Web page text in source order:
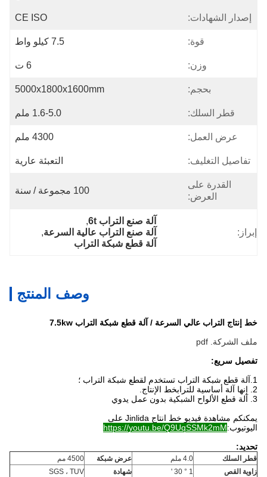
إصدار الشهادات: CE ISO
قوة: 7.5 كيلو واط
وزن: 6 ت
بحجم: 5000x1800x1600mm
قطر السلك: 1.6-5.0 ملم
عرض العمل: 4300 ملم
تفاصيل التغليف: التعبئة عارية
القدرة على
العرض:
100 مجموعة / سنة
إبراز:
آلة صنع التراب 6t
,
آلة صنع التراب عالية السرعة,
آلة قطع شبكة التراب
وصف المنتج
خط إنتاج التراب عالي السرعة / آلة قطع شبكة التراب 7.5kw
ملف الشركة. pdf
تفصيل سريع:
خط الإنتاج.
يمكنكم مشاهدة فيديو خط انتاج Jinlida على
اليوتيوب:https://youtu.be/Q9UqSSMk2mM
تحديد:
قطر السلك 4.0 ملم عرض شبكة
4500 مم
زاوية القص
شهادة SGS ، TUV